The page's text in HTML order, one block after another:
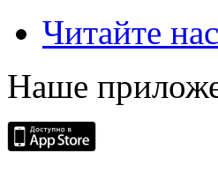
Читайте
Наше